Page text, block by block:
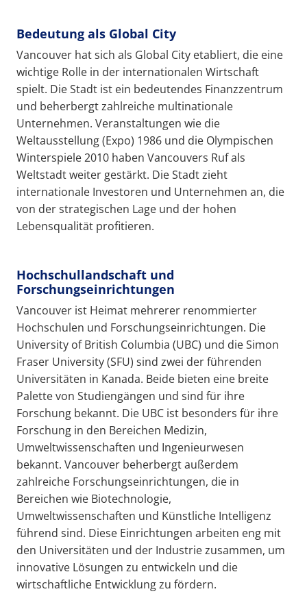
Bedeutung als Global City
Vancouver hat sich als Global City etabliert, die eine
wichtige Rolle in der internationalen Wirtschaft
spielt. Die Stadt ist ein bedeutendes Finanzzentrum
und beherbergt zahlreiche multinationale
Unternehmen. Veranstaltungen wie die
Weltausstellung (Expo) 1986 und die Olympischen
Winterspiele 2010 haben Vancouvers Ruf als
Weltstadt weiter gestärkt. Die Stadt zieht
internationale Investoren und Unternehmen an, die
von der strategischen Lage und der hohen
Lebensqualität profitieren.
Hochschullandschaft und
Forschungseinrichtungen
Vancouver ist Heimat mehrerer renommierter
Hochschulen und Forschungseinrichtungen. Die
University of British Columbia (UBC) und die Simon
Fraser University (SFU) sind zwei der führenden
Universitäten in Kanada. Beide bieten eine breite
Palette von Studiengängen und sind für ihre
Forschung bekannt. Die UBC ist besonders für ihre
Forschung in den Bereichen Medizin,
Umweltwissenschaften und Ingenieurwesen
bekannt. Vancouver beherbergt außerdem
zahlreiche Forschungseinrichtungen, die in
Bereichen wie Biotechnologie,
Umweltwissenschaften und Künstliche Intelligenz
führend sind. Diese Einrichtungen arbeiten eng mit
den Universitäten und der Industrie zusammen, um
innovative Lösungen zu entwickeln und die
wirtschaftliche Entwicklung zu fördern.